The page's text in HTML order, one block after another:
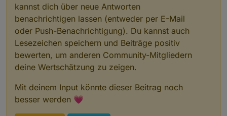
kannst dich über neue Antworten
benachrichtigen lassen (entweder per E-Mail
oder Push-Benachrichtigung). Du kannst auch
Lesezeichen speichern und Beiträge positiv
bewerten, um anderen Community-Mitgliedern
deine Wertschätzung zu zeigen.
Mit deinem Input könnte dieser Beitrag noch
besser werden 💗